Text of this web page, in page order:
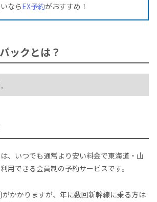
ならEX予約がおすすめ！
ックとは？
、いつでも通常より安い料金で東海道・山
用できる会員制の予約サービスです。
かかりますが、年に数回新幹線に乗る方は